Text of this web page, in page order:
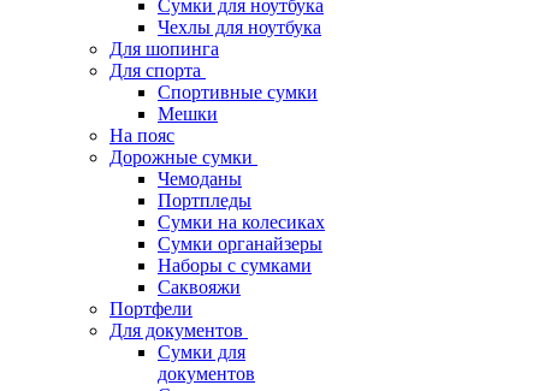
Сумки для ноутбука
Чехлы для ноутбука
Для шопинга
Для спорта
Спортивные сумки
Мешки
На пояс
Дорожные сумки
Чемоданы
Портпледы
Сумки на колесиках
Сумки органайзеры
Наборы с сумками
Саквояжи
Портфели
Для документов
Сумки для
документов